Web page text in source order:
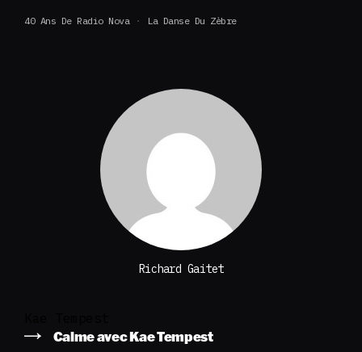
40 Ans De Radio Nova La Danse Du Zèbre
Richard Gaitet
Calme avec Kae Tempest